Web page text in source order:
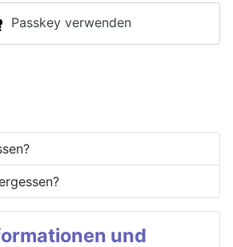
Passkey verwenden
und